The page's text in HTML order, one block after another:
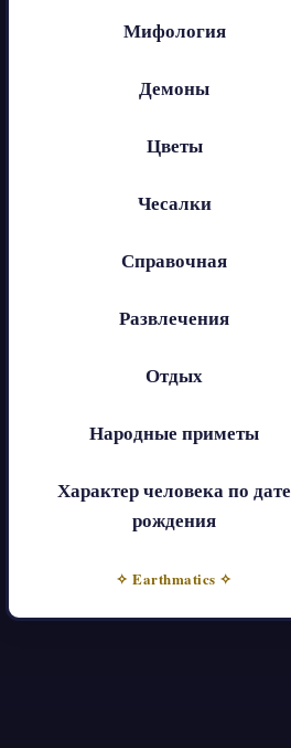
Мифология
Демоны
Цветы
Чесалки
Справочная
Развлечения
Отдых
Народные приметы
Характер человека по дате
рождения
✧ Earthmatics ✧